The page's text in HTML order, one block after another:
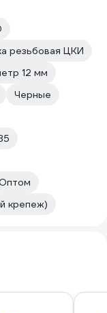
резьбовая ЦКИ
12 мм
Черные
крепеж)